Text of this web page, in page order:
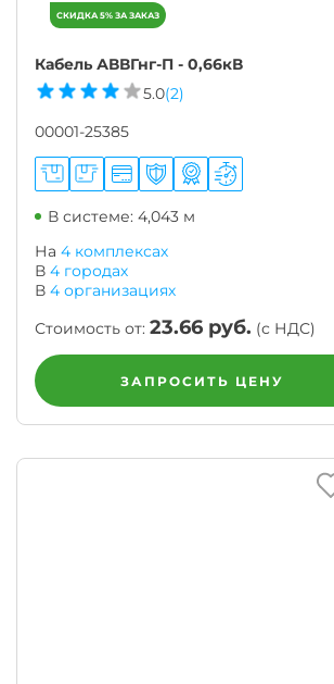
Кабель АВВГнг-П - 0,66кВ
5.0(2)
00001-25385
В системе: 4,043 м
На 4 комплексах
В 4 городах
В 4 организациях
Стоимость от: 23.66 руб. (с НДС)
ЗАПРОСИТЬ ЦЕНУ